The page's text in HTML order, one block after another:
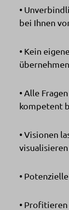
•
bei Ihnen
• Kein
• Alle
kompetent
• Visionen
visualisieren
•
•